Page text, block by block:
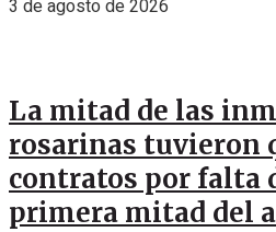
3 de agosto de 2026
La mitad de las
rosarinas tuvieron
contratos por falta
primera mitad del